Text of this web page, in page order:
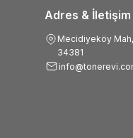
Adres & İletişim
Mecidiyeköy
34381